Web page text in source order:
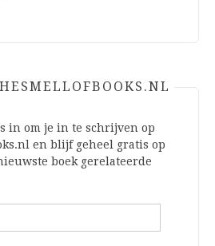
in om je in te schrijven op
en blijf geheel gratis op
boek gerelateerde